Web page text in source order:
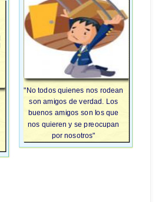
"No todos quienes nos rodean
son amigos de verdad. Los
buenos amigos son los que
nos quieren y se preocupan
por nosotros"